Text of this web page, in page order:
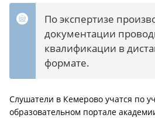
По экспертизе
документации
квалификации в
формате.
Слушатели в Кемерово учатся по
образовательном портале